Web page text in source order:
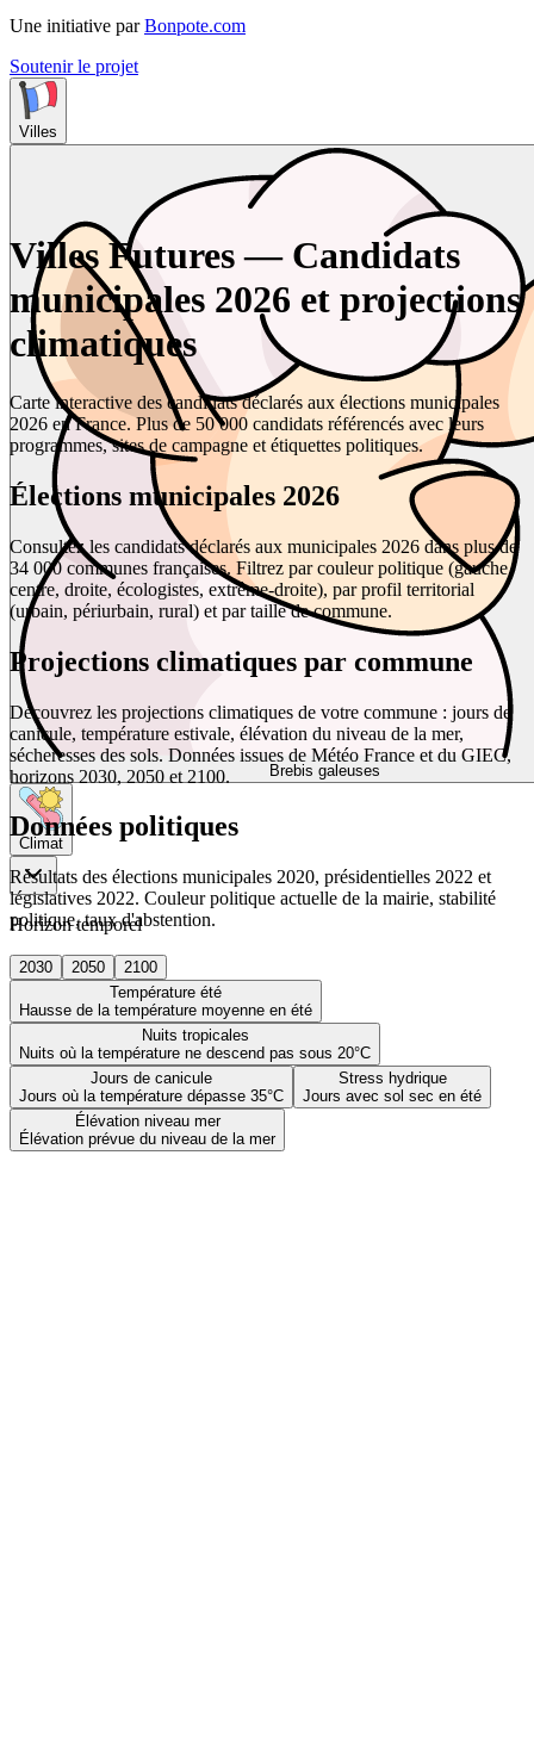
Une initiative par Bonpote.com
Soutenir le projet
Villes
Brebis galeuses
Climat
Horizon temporel
2030 2050
2100
Température été
Hausse de la température moyenne en été
Nuits tropicales
Nuits où la température ne descend pas sous 20°C
Jours de canicule
Jours où la température dépasse 35°C
Stress hydrique
Jours avec sol sec en été
Élévation niveau mer
Élévation prévue du niveau de la mer
Villes Futures — Candidats
municipales 2026 et projections
climatiques
Carte interactive des candidats déclarés aux élections municipales
2026 en France. Plus de 50 000 candidats référencés avec leurs
programmes, sites de campagne et étiquettes politiques.
Élections municipales 2026
Consultez les candidats déclarés aux municipales 2026 dans plus de
34 000 communes françaises. Filtrez par couleur politique (gauche,
centre, droite, écologistes, extrême-droite), par profil territorial
(urbain, périurbain, rural) et par taille de commune.
Projections climatiques par commune
Découvrez les projections climatiques de votre commune : jours de
canicule, température estivale, élévation du niveau de la mer,
sécheresses des sols. Données issues de Météo France et du GIEC,
horizons 2030, 2050 et 2100.
Données politiques
Résultats des élections municipales 2020, présidentielles 2022 et
législatives 2022. Couleur politique actuelle de la mairie, stabilité
politique, taux d'abstention.